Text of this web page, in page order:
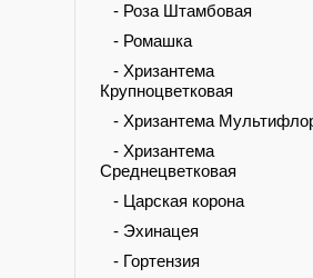
- Роза Штамбовая
- Ромашка
- Хризантема
Крупноцветковая
- Хризантема
- Хризантема
Среднецветковая
- Царская корона
- Эхинацея
- Гортензия